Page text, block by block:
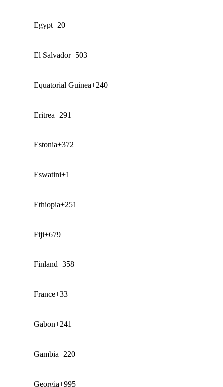
Egypt+20
El Salvador+503
Equatorial Guinea+240
Eritrea+291
Estonia+372
Eswatini+1
Ethiopia+251
Fiji+679
Finland+358
France+33
Gabon+241
Gambia+220
Georgia+995